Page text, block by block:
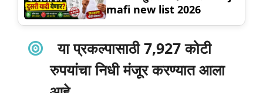
mafi new list 2026
या प्रकल्पासाठी7,927 कोटी
रुपयांचा निधीमंजूर करण्यात आला